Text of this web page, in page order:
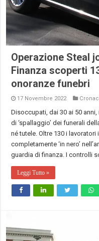
Operazione Steal
Finanza scoperti
onoranze funebri
17 Novembre 2022
Disoccupati, dai 30 ai 50
di ‘spallaggio’ dei funerali
né tutele. Oltre 130 i
completamente ‘in nero’
guardia di finanza. I controlli
Leggi Tutto »